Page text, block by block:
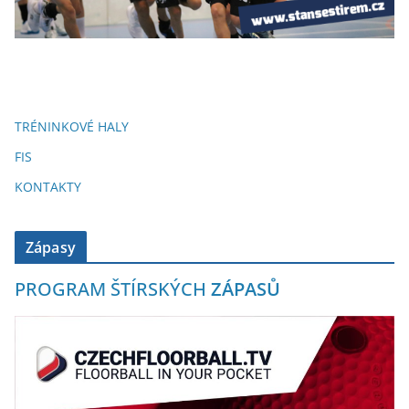
TRÉNINKOVÉ HALY
FIS
KONTAKTY
Zápasy
PROGRAM ŠTÍRSKÝCH ZÁPASŮ